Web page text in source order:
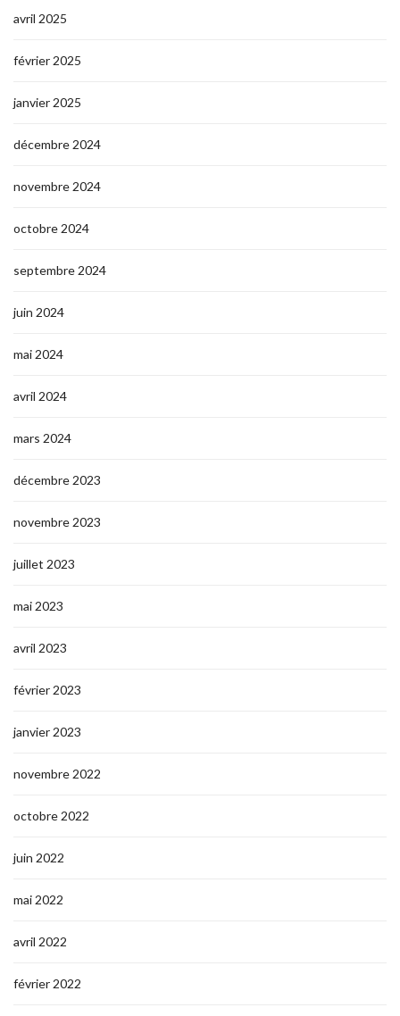
avril 2025
février 2025
janvier 2025
décembre 2024
novembre 2024
octobre 2024
septembre 2024
juin 2024
mai 2024
avril 2024
mars 2024
décembre 2023
novembre 2023
juillet 2023
mai 2023
avril 2023
février 2023
janvier 2023
novembre 2022
octobre 2022
juin 2022
mai 2022
avril 2022
février 2022